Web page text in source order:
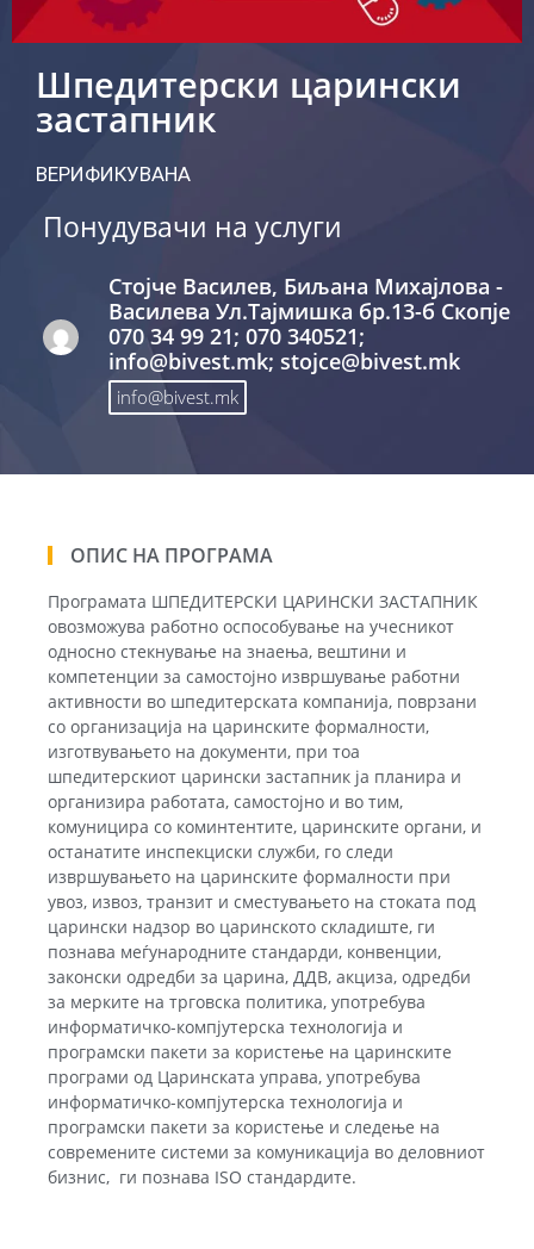
Шпедитерски царински
застапник
ВЕРИФИКУВАНА
Понудувачи на услуги
Стојче Василев, Биљана Михајлова -
Василева Ул.Тајмишка бр.13-б Скопје
070 34 99 21; 070 340521;
info@bivest.mk; stojce@bivest.mk
info@bivest.mk
ОПИС НА ПРОГРАМА
Програмата ШПЕДИТЕРСКИ ЦАРИНСКИ ЗАСТАПНИК
овозможува работно оспособување на учесникот
односно стекнување на знаења, вештини и
компетенции за самостојно извршување работни
активности во шпедитерската компанија, поврзани
со организација на царинските формалности,
изготвувањето на документи, при тоа
шпедитерскиот царински застапник ја планира и
организира работата, самостојно и во тим,
комуницира со коминтентите, царинските органи, и
останатите инспекциски служби, го следи
извршувањето на царинските формалности при
увоз, извоз, транзит и сместувањето на стоката под
царински надзор во царинското складиште, ги
познава меѓународните стандарди, конвенции,
законски одредби за царина, ДДВ, акциза, одредби
за мерките на трговска политика, употребува
информатичко-компјутерска технологија и
програмски пакети за користење на царинските
програми од Царинската управа, употребува
информатичко-компјутерска технологија и
програмски пакети за користење и следење на
современите системи за комуникација во деловниот
бизнис, ги познава IЅО стандардите.